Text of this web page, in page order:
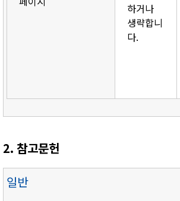
하거나
생략합니
다.
2. 참고문헌
일반